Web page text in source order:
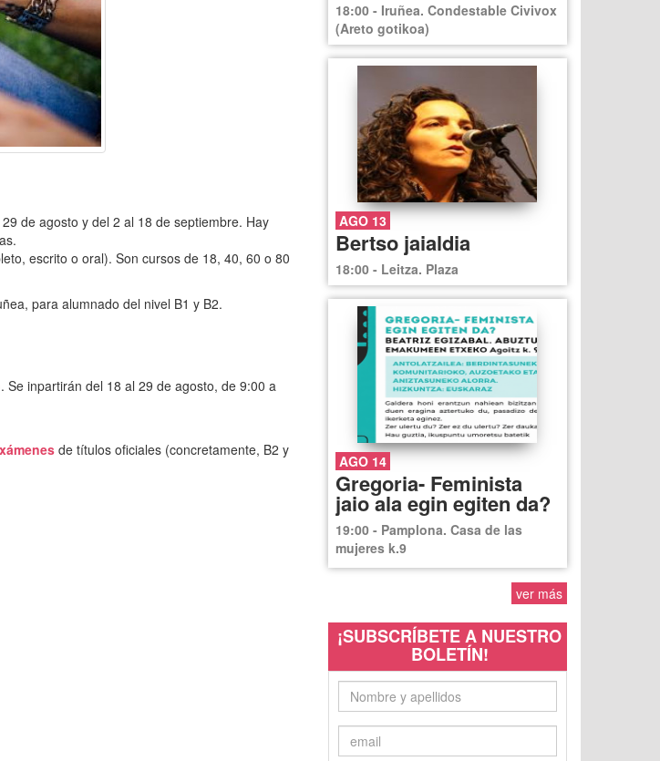
de agosto y del 2 al 18 de septiembre. Hay
escrito o oral). Son cursos de 18, 40, 60 o 80
para alumnado del nivel B1 y B2.
. Se inpartirán del 18 al 29 de agosto, de 9:00 a
de títulos oficiales (concretamente, B2 y
18:00 - Iruñea. Condestable Civivox
(Areto gotikoa)
AGO 13
Bertso jaialdia
18:00 - Leitza. Plaza
AGO 14
Gregoria- Feminista
jaio ala egin egiten da?
19:00 - Pamplona. Casa de las
mujeres k.9
ver más
¡SUBSCRÍBETE A NUESTRO
BOLETÍN!